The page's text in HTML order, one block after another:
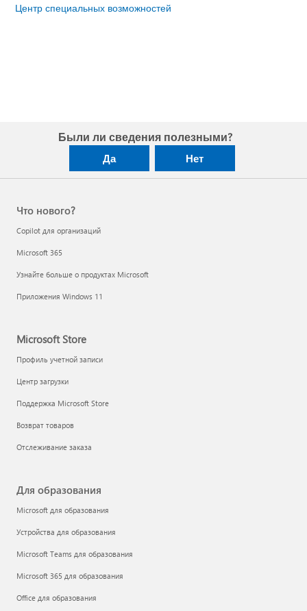
Центр специальных возможностей
Были ли сведения полезными?
Да Нет
Что нового?
Copilot для организаций
Microsoft 365
Узнайте больше о продуктах Microsoft
Приложения Windows 11
Microsoft Store
Профиль учетной записи
Центр загрузки
Поддержка Microsoft Store
Возврат товаров
Отслеживание заказа
Для образования
Microsoft для образования
Устройства для образования
Microsoft Teams для образования
Microsoft 365 для образования
Office для образования